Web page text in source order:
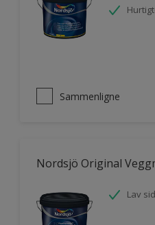
Sammenligne
Nordsjö Original
Lav